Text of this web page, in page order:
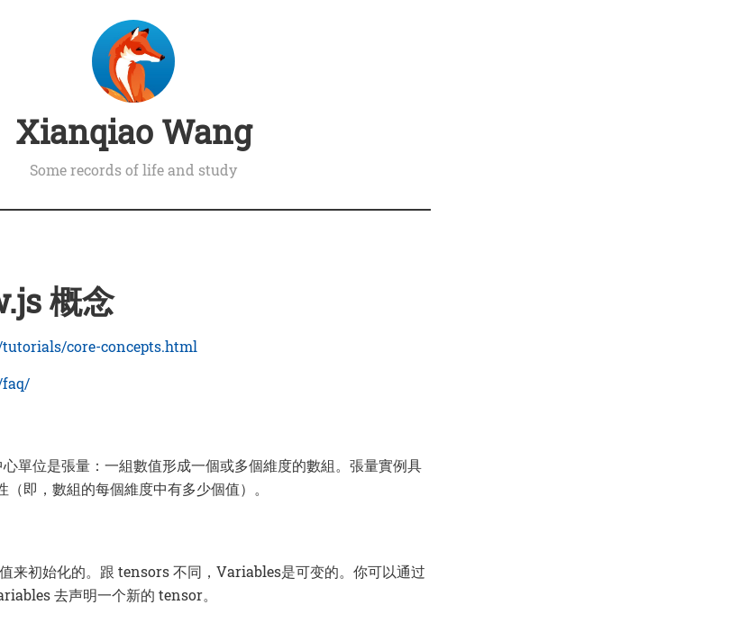
Xianqiao Wang
Some records of life and study
概念
core-concepts.html
單位是張量：一組數值形成一個或多個維度的數組。張量實例具
即，數組的每個維度中有多少個值）。
来初始化的。跟 tensors 不同，Variables是可变的。你可以通过
去声明一个新的 tensor。